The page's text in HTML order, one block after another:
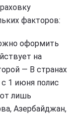
факторов:
оформить
на
— В странах
1 июня полис
лишь
Азербайджан,